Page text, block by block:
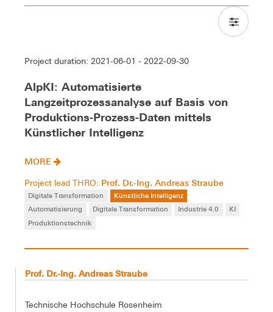
Project duration: 2021-06-01 - 2022-09-30
AlpKI: Automatisierte
Langzeitprozessanalyse auf Basis von
Produktions-Prozess-Daten mittels
Künstlicher Intelligenz
MORE
Project lead THRO: Prof. Dr.-Ing. Andreas Straube
Digitale Transformation
Künstliche Intelligenz
Automatisierung
Digitale Transformation Industrie 4.0
KI
Produktionstechnik
Prof. Dr.-Ing. Andreas Straube
Technische Hochschule Rosenheim